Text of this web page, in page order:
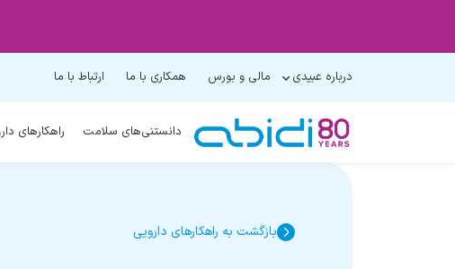
درباره عبیدی مالی و بورس همکاری با ما ارتباط با ما
دانستنی‌های سلامت راهکارهای
بازگشت به راهکارهای دارویی